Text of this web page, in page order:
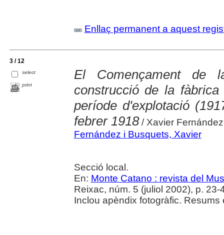
Enllaç permanent a aquest
3 / 12
select
print
El Començament de
construcció de la
període d'explotació
febrer 1918/ Xavier
Fernández i Busquets, Xavier
Secció local.
En: Monte Catano : revista del
Reixac, núm. 5 (juliol 2002), p. 23-
Inclou apèndix fotogràfic. Resums